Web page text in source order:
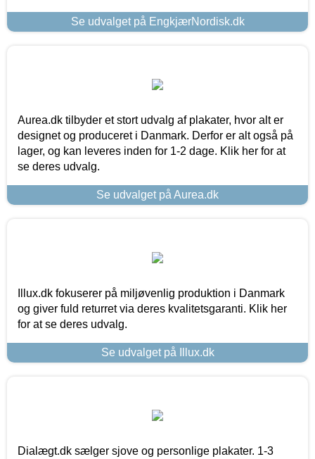
Se udvalget på EngkjærNordisk.dk
Aurea.dk tilbyder et stort udvalg af plakater, hvor alt er
designet og produceret i Danmark. Derfor er alt også på
lager, og kan leveres inden for 1-2 dage. Klik her for at
se deres udvalg.
Se udvalget på Aurea.dk
Illux.dk fokuserer på miljøvenlig produktion i Danmark
og giver fuld returret via deres kvalitetsgaranti. Klik her
for at se deres udvalg.
Se udvalget på Illux.dk
Dialægt.dk sælger sjove og personlige plakater. 1-3